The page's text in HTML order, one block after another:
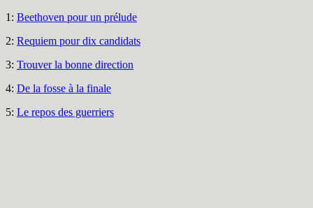
1 : Beethoven pour un prélude
2: Requiem pour dix candidats
3: Trouver la bonne direction
4: De la fosse à la finale
5: Le repos des guerriers